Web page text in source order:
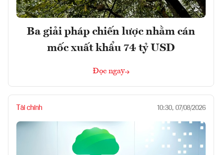
Ba giải pháp chiến lược nhằm cán
mốc xuất khẩu 74 tỷ USD
Đọc ngay
Tài chính 10:30, 07/08/2026